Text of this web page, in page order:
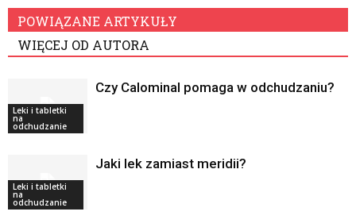
POWIĄZANE ARTYKUŁY
WIĘCEJ OD AUTORA
Leki i tabletki
na
odchudzanie
Czy Calominal pomaga w odchudzaniu?
Leki i tabletki
na
odchudzanie
Jaki lek zamiast meridii?